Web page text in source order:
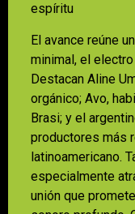
espíritu
El avance reúne
minimal, el
Destacan Aline
orgánico; Avo,
Brasi; y el
productores más
latinoamericano.
especialmente
unión que